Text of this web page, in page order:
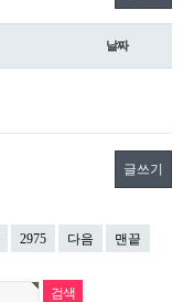
날짜
글쓰기
2975 다음 맨끝